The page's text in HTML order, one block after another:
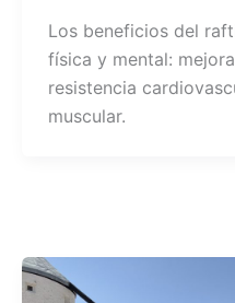
Los beneficios del
física y mental:
resistencia
muscular.